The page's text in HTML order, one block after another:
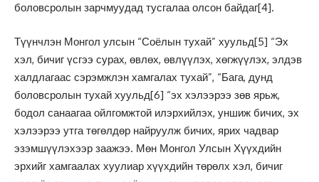
боловсролын зарчмуудад тусгалаа олсон байдаг[4].
Түүнчлэн Монгол улсын “Соёлын тухай” хуульд[5] “Эх
хэл, бичиг үсгээ сурах, өвлөх, өвлүүлэх, хөгжүүлэх, элдэв
халдлагаас сэрэмжлэн хамгалах тухай”, “Бага, дунд
боловсролын тухай хуульд[6] “эх хэлээрээ зөв ярьж,
бодол санаагаа ойлгомжтой илэрхийлэх, уншиж бичих, эх
хэлээрээ утга төгөлдөр найруулж бичих, ярих чадвар
эзэмшүүлэхээр заажээ. Мөн Монгол Улсын Хүүхдийн
эрхийг хамгаалах хуулиар хүүхдийн төрөлх хэл, бичиг